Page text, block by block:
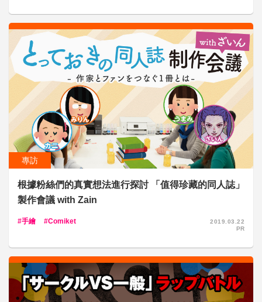
專訪
根據粉絲們的真實想法進行探討 「值得珍藏的同人誌」
製作會議 with Zain
手繪 Comiket
2019.03.22
PR